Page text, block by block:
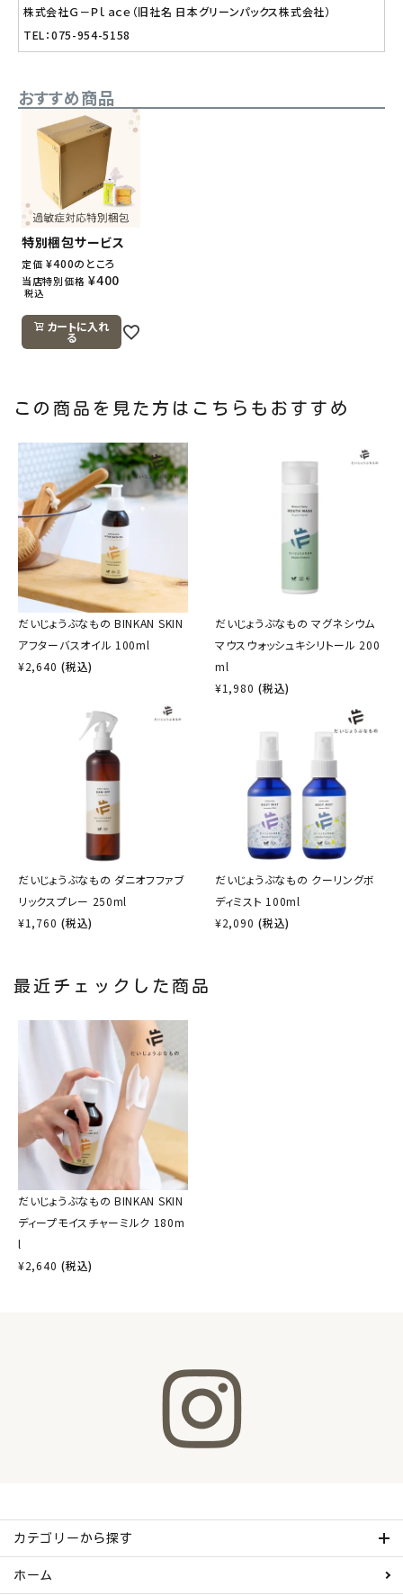
株式会社Ｇ－Ｐｌａｃｅ（旧社名 日本グリーンパックス株式会社）
TEL：075-954-5158
おすすめ商品
特別梱包サービス
定価 ¥400のところ
当店特別価格 ¥400
税込
カートに入れ
る
この商品を見た方はこちらもおすすめ
だいじょうぶなもの BINKAN SKIN
アフターバスオイル 100ml
¥2,640 (税込)
だいじょうぶなもの マグネシウム
マウスウォッシュキシリトール 200
ml
¥1,980 (税込)
だいじょうぶなもの ダニオフファブ
リックスプレー 250ml
¥1,760 (税込)
だいじょうぶなもの クーリングボ
ディミスト 100ml
¥2,090 (税込)
最近チェックした商品
だいじょうぶなもの BINKAN SKIN
ディープモイスチャーミルク 180m
l
¥2,640 (税込)
カテゴリーから探す
ホーム